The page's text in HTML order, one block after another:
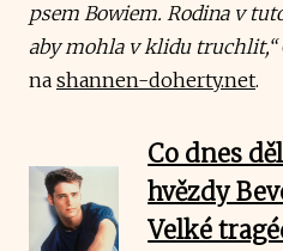
psem Bowiem. Rodina v
aby mohla v klidu truchlit,“
na shannen-doherty.net.
Co dnes
hvězdy
Velké